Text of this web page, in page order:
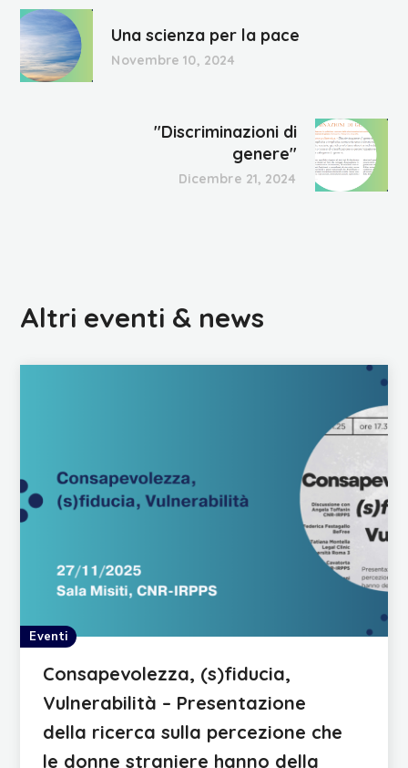
Una scienza per la pace
Novembre 10, 2024
"Discriminazioni di
genere"
Dicembre 21, 2024
Altri eventi & news
Eventi
Consapevolezza, (s)fiducia,
Vulnerabilità – Presentazione
della ricerca sulla percezione che
le donne straniere hanno della